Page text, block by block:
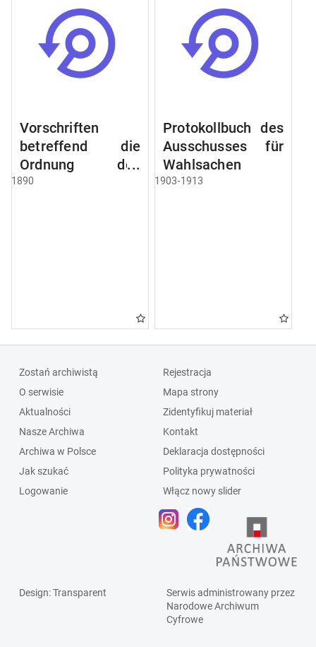
Vorschriften
betreffend die
Ordnung des
Geschäftsganges
1890
Protokollbuch des
Ausschusses für
Wahlsachen
1903-1913
Zostań archiwistą
O serwisie
Aktualności
Nasze Archiwa
Archiwa w Polsce
Jak szukać
Logowanie
Rejestracja
Mapa strony
Zidentyfikuj materiał
Kontakt
Deklaracja dostępności
Polityka prywatności
Włącz nowy slider
Design: Transparent
Serwis administrowany przez
Narodowe Archiwum
Cyfrowe